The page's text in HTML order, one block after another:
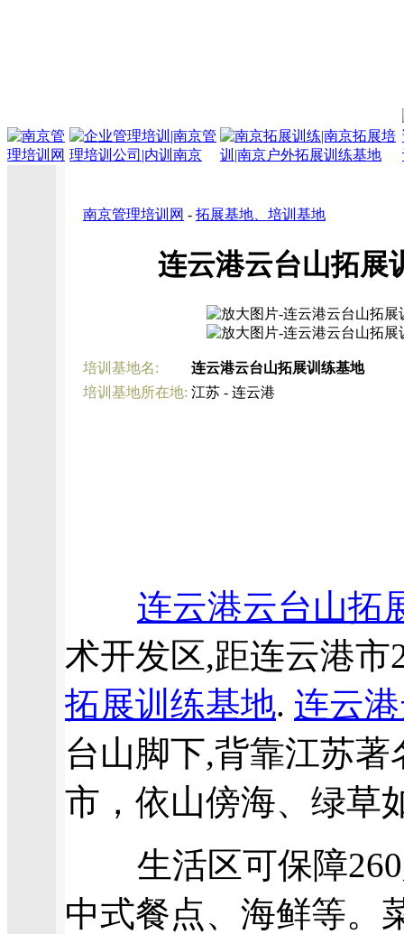
南京管理培训网 - 拓展基地、培训基地
连云港云台山拓展
培训基地名:
连云港云台山拓展训练基地
培训基地所在地: 江苏 - 连云港
连云港云台山拓
术开发区,距连云港市
拓展训练基地. 连云
台山脚下,背靠江苏
市，依山傍海、绿草
生活区可保障260
中式餐点、海鲜等。